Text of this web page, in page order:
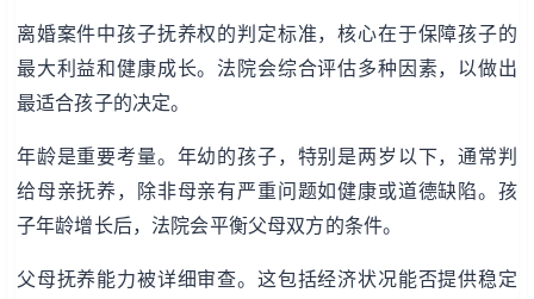
离婚案件中孩子抚养权的判定标准，核心在于保障孩子的
最大利益和健康成长。法院会综合评估多种因素，以做出
最适合孩子的决定。
年龄是重要考量。年幼的孩子，特别是两岁以下，通常判
给母亲抚养，除非母亲有严重问题如健康或道德缺陷。孩
子年龄增长后，法院会平衡父母双方的条件。
父母抚养能力被详细审查。这包括经济状况能否提供稳定